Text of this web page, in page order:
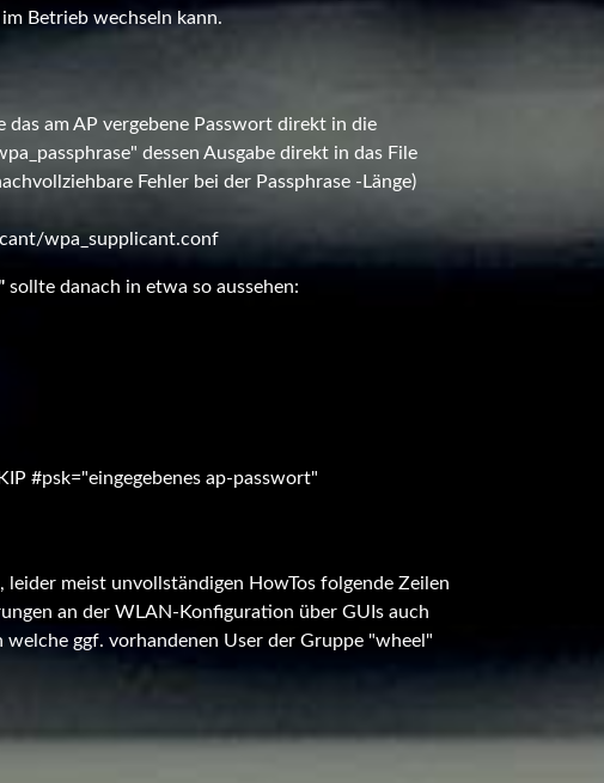
Betrieb wechseln kann.
am AP vergebene Passwort direkt in die
dessen Ausgabe direkt in das File
Fehler bei der Passphrase -Länge)
wpa_supplicant.conf
sollte danach in etwa so aussehen:
#psk="eingegebenes ap-passwort"
leider meist unvollständigen HowTos folgende Zeilen
an der WLAN-Konfiguration über GUIs auch
ggf. vorhandenen User der Gruppe "wheel"